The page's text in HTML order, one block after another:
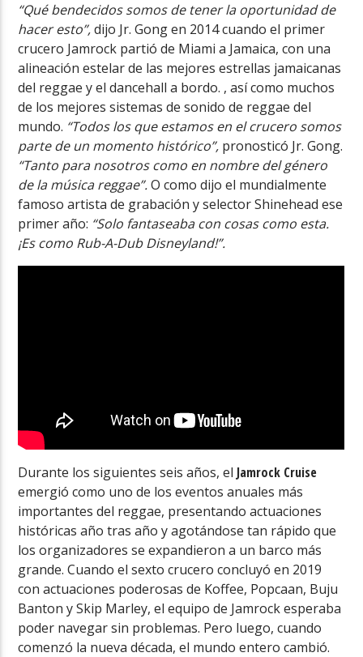
“Qué bendecidos somos de tener la oportunidad de
hacer esto”,dijo Jr. Gong en 2014 cuando el primer
crucero Jamrock partió de Miami a Jamaica, con una
alineación estelar de las mejores estrellas jamaicanas
del reggae y el dancehall a bordo. , así como muchos
de los mejores sistemas de sonido de reggae del
mundo. “Todos los que estamos en el crucero somos
parte de un momento histórico”, pronosticó Jr. Gong.
“Tanto para nosotros como en nombre del género
de la música reggae”.O como dijo el mundialmente
famoso artista de grabación y selector Shinehead ese
primer año: “Solo fantaseaba con cosas como esta.
¡Es como Rub-A-Dub Disneyland!”.
Durante los siguientes seis años, el Jamrock Cruise
emergió como uno de los eventos anuales más
importantes del reggae, presentando actuaciones
históricas año tras año y agotándose tan rápido que
los organizadores se expandieron a un barco más
grande. Cuando el sexto crucero concluyó en 2019
con actuaciones poderosas de Koffee, Popcaan, Buju
Banton y Skip Marley, el equipo de Jamrock esperaba
poder navegar sin problemas. Pero luego, cuando
comenzó la nueva década, el mundo entero cambió.